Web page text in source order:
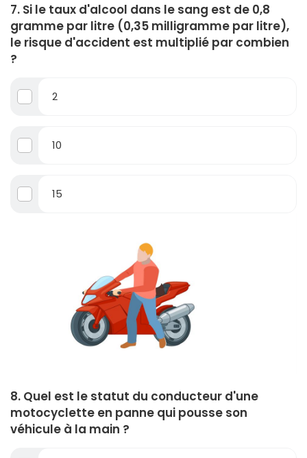
7. Si le taux d'alcool dans le sang est de 0,8
gramme par litre (0,35 milligramme par litre),
le risque d'accident est multiplié par combien
?
2
10
15
8. Quel est le statut du conducteur d'une
motocyclette en panne qui pousse son
véhicule à la main ?